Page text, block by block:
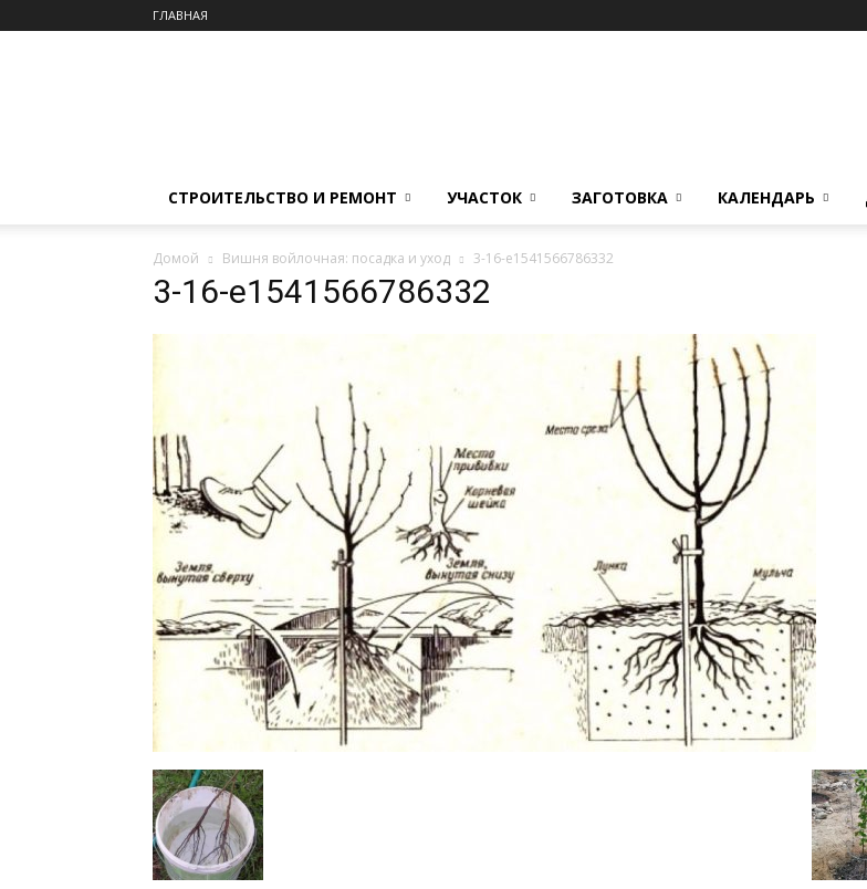
ГЛАВНАЯ
СТРОИТЕЛЬСТВО И РЕМОНТ УЧАСТОК ЗАГОТОВКА КАЛЕНДАРЬ
Домой Вишня войлочная: посадка и уход 3-16-e1541566786332
3-16-e1541566786332